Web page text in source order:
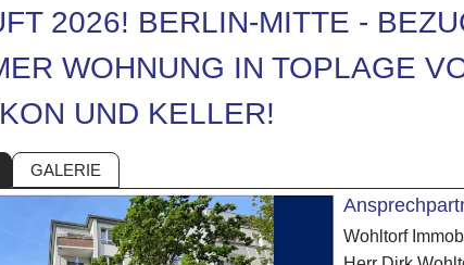
2026! BERLIN-MITTE -
WOHNUNG IN TOPLAGE
UND KELLER!
GALERIE
Wohltorf